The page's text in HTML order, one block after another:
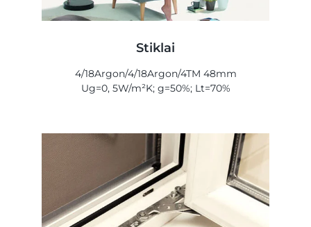
Stiklai
4/18Argon/4/18Argon/4TM 48mm
Ug=0, 5W/m²K; g=50%; Lt=70%